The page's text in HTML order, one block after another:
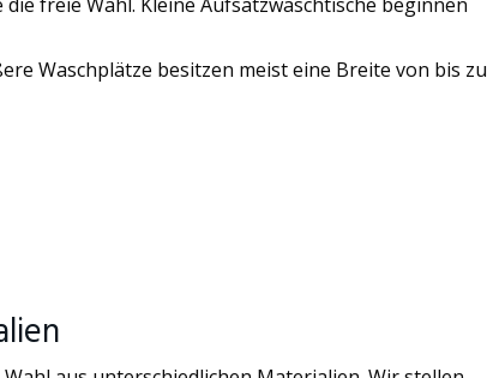
Waschplätze besitzen meist eine Breite von bis zu